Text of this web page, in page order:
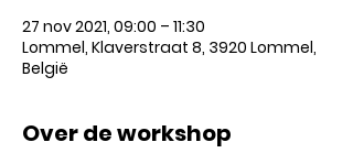
27 nov 2021, 09:00 – 11:30
Lommel, Klaverstraat 8, 3920 Lommel,
België
Over de workshop